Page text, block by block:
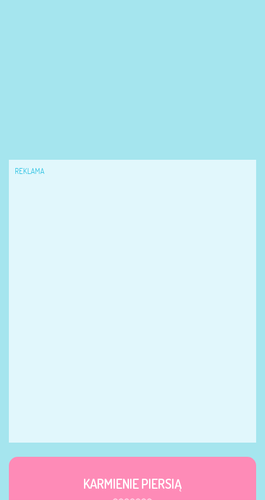
REKLAMA
KARMIENIE PIERSIĄ